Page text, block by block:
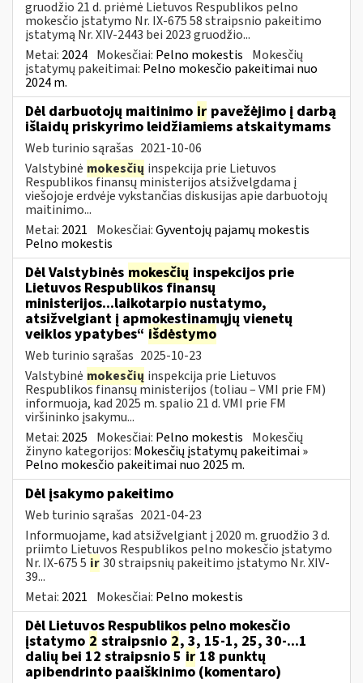
gruodžio 21 d. priėmė Lietuvos Respublikos pelno
mokesčio įstatymo Nr. IX-675 58 straipsnio pakeitimo
įstatymą Nr. XIV-2443 bei 2023 gruodžio...
Metai: 2024 Mokesčiai: Pelno mokestis Mokesčių
įstatymų pakeitimai: Pelno mokesčio pakeitimai nuo
2024 m.
Dėl darbuotojų maitinimo ir pavežėjimo į darbą
išlaidų priskyrimo leidžiamiems atskaitymams
Web turinio sąrašas 2021-10-06
Valstybinė mokesčių inspekcija prie Lietuvos
Respublikos finansų ministerijos atsižvelgdama į
viešojoje erdvėje vykstančias diskusijas apie darbuotojų
maitinimo...
Metai: 2021 Mokesčiai:Gyventojų pajamų mokestis
Pelno mokestis
Dėl Valstybinės mokesčių inspekcijos prie
Lietuvos Respublikos finansų
ministerijos...laikotarpio nustatymo,
atsižvelgiant į apmokestinamųjų vienetų
veiklos ypatybes“ išdėstymo
Web turinio sąrašas 2025-10-23
Valstybinė mokesčių inspekcija prie Lietuvos
Respublikos finansų ministerijos (toliau – VMI prie FM)
informuoja, kad 2025 m. spalio 21 d. VMI prie FM
viršininko įsakymu...
Metai: 2025 Mokesčiai: Pelno mokestis Mokesčių
žinyno kategorijos: Mokesčių įstatymų pakeitimai »
Pelno mokesčio pakeitimai nuo 2025 m.
Dėl įsakymo pakeitimo
Web turinio sąrašas 2021-04-23
Informuojame, kad atsižvelgiant į 2020 m. gruodžio 3 d.
priimto Lietuvos Respublikos pelno mokesčio įstatymo
Nr. IX-675 5 ir30 straipsnių pakeitimo įstatymo Nr. XIV-
39...
Metai: 2021 Mokesčiai: Pelno mokestis
Dėl Lietuvos Respublikos pelno mokesčio
įstatymo 2 straipsnio 2, 3, 15-1, 25, 30-...1
dalių bei 12 straipsnio 5 ir 18 punktų
apibendrinto paaiškinimo (komentaro)